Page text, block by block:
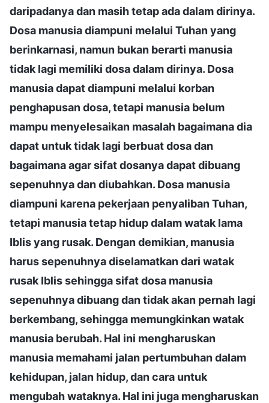
daripadanya dan masih tetap ada dalam dirinya.
Dosa manusia diampuni melalui Tuhan yang
berinkarnasi, namun bukan berarti manusia
tidak lagi memiliki dosa dalam dirinya. Dosa
manusia dapat diampuni melalui korban
penghapusan dosa, tetapi manusia belum
mampu menyelesaikan masalah bagaimana dia
dapat untuk tidak lagi berbuat dosa dan
bagaimana agar sifat dosanya dapat dibuang
sepenuhnya dan diubahkan. Dosa manusia
diampuni karena pekerjaan penyaliban Tuhan,
tetapi manusia tetap hidup dalam watak lama
Iblis yang rusak. Dengan demikian, manusia
harus sepenuhnya diselamatkan dari watak
rusak Iblis sehingga sifat dosa manusia
sepenuhnya dibuang dan tidak akan pernah lagi
berkembang, sehingga memungkinkan watak
manusia berubah. Hal ini mengharuskan
manusia memahami jalan pertumbuhan dalam
kehidupan, jalan hidup, dan cara untuk
mengubah wataknya. Hal ini juga mengharuskan